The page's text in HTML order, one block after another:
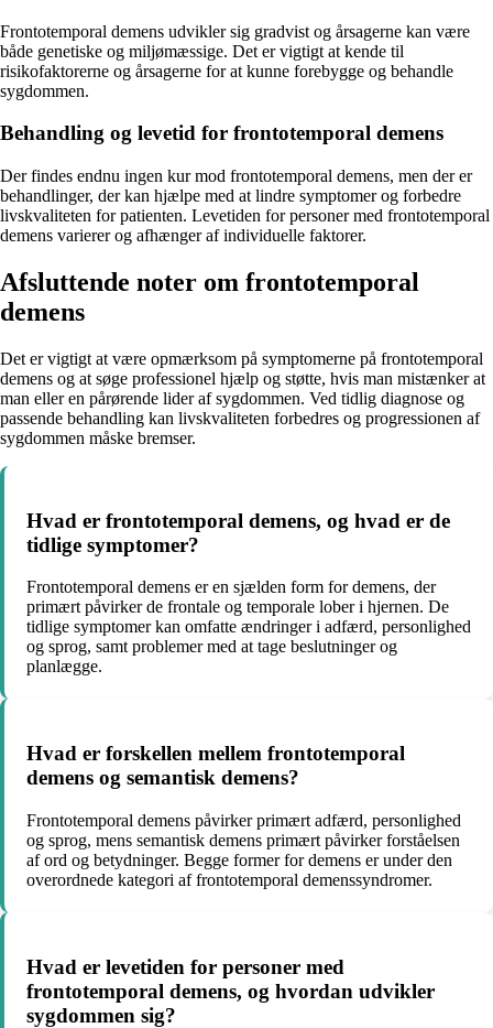
Frontotemporal demens udvikler sig gradvist og årsagerne kan være
både genetiske og miljømæssige. Det er vigtigt at kende til
risikofaktorerne og årsagerne for at kunne forebygge og behandle
sygdommen.
Behandling og levetid for frontotemporal demens
Der findes endnu ingen kur mod frontotemporal demens, men der er
behandlinger, der kan hjælpe med at lindre symptomer og forbedre
livskvaliteten for patienten. Levetiden for personer med frontotemporal
demens varierer og afhænger af individuelle faktorer.
Afsluttende noter om frontotemporal
demens
Det er vigtigt at være opmærksom på symptomerne på frontotemporal
demens og at søge professionel hjælp og støtte, hvis man mistænker at
man eller en pårørende lider af sygdommen. Ved tidlig diagnose og
passende behandling kan livskvaliteten forbedres og progressionen af
sygdommen måske bremser.
Hvad er frontotemporal demens, og hvad er de
tidlige symptomer?
Frontotemporal demens er en sjælden form for demens, der
primært påvirker de frontale og temporale lober i hjernen. De
tidlige symptomer kan omfatte ændringer i adfærd, personlighed
og sprog, samt problemer med at tage beslutninger og
planlægge.
Hvad er forskellen mellem frontotemporal
demens og semantisk demens?
Frontotemporal demens påvirker primært adfærd, personlighed
og sprog, mens semantisk demens primært påvirker forståelsen
af ord og betydninger. Begge former for demens er under den
overordnede kategori af frontotemporal demenssyndromer.
Hvad er levetiden for personer med
frontotemporal demens, og hvordan udvikler
sygdommen sig?